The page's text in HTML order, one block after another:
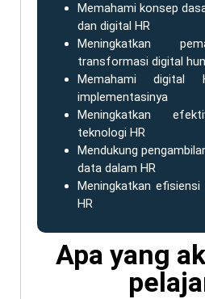
Memahami konsep
dan digital HR
Meningkatkan
transformasi digital
Memahami digital
implementasinya
Meningkatkan
teknologi HR
Mendukung
data dalam HR
Meningkatkan
HR
Apa yang